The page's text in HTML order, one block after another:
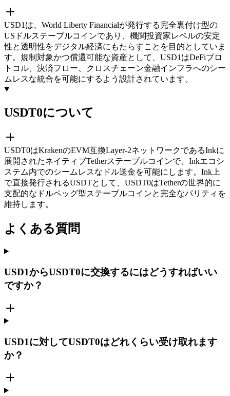
USD1は、World Liberty Financialが発行する完全裏付け型の
USドルステーブルコインであり、機関投資家レベルの安定
性と透明性をデジタル経済にもたらすことを目的としていま
す。規制対象かつ償還可能な資産として、USD1はDeFiプロ
トコル、決済フロー、クロスチェーン金融インフラへのシー
ムレスな統合を可能にするよう設計されています。
USDT0について
USDT0はKrakenのEVM互換Layer-2ネットワークであるInkに
展開されたネイティブTetherステーブルコインで、Inkエコシ
ステム内でのシームレスなドル送金を可能にします。Ink上
で直接発行されるUSDTとして、USDT0はTetherの世界的に
支配的なドルペッグ型ステーブルコインと完全なパリティを
維持します。
よくある質問
USD1からUSDT0に交換するにはどうすればいい
ですか？
USD1に対してUSDT0はどれくらい受け取れます
か？